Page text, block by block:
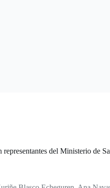
del Ministerio de